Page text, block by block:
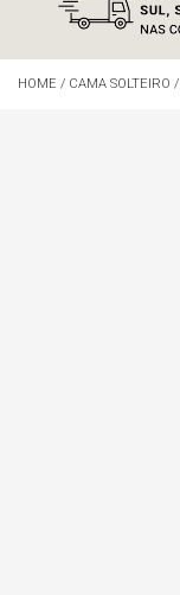
HOME / CAMA SOLTEIRO /